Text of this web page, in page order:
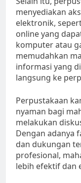
menyediakan
elektronik,
online yang
komputer atau
memudahkan
informasi yang
langsung ke
Perpustakaan
nyaman bagi
melakukan
Dengan adanya
dan dukungan
profesional,
lebih efektif dan